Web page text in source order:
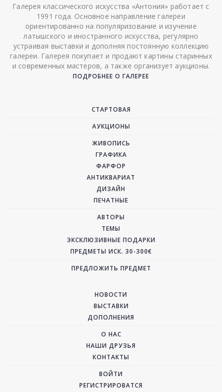
Галерея классического искусства «Антония» работает с
1991 года. Основное направление галереи
ориентированно на популяризование и изучение
латышского и иностранного искусства, регулярно
устраивая выставки и дополняя постоянную коллекцию
галереи. Галерея покупает и продают картины старинных
и современных мастеров, а также организует аукционы.
ПОДРОБНЕЕ О ГАЛЕРЕЕ
СТАРТОВАЯ
АУКЦИОНЫ
ЖИВОПИСЬ
ГРАФИКА
ФАРФОР
АНТИКВАРИАТ
ДИЗАЙН
ПЕЧАТНЫЕ
АВТОРЫ
ТЕМЫ
ЭКСКЛЮЗИВНЫЕ ПОДАРКИ
ПРЕДМЕТЫ ИСК. 30-300€
ПРЕДЛОЖИТЬ ПРЕДМЕТ
НОВОСТИ
ВЫСТАВКИ
ДОПОЛНЕНИЯ
О НАС
НАШИ ДРУЗЬЯ
КОНТАКТЫ
ВОЙТИ
РЕГИСТРИРОВАТСЯ